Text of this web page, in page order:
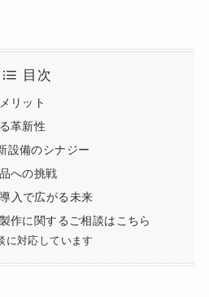
目次
リット
革新性
設備のシナジー
への挑戦
入で広がる未来
作に関するご相談はこちら
に対応しています